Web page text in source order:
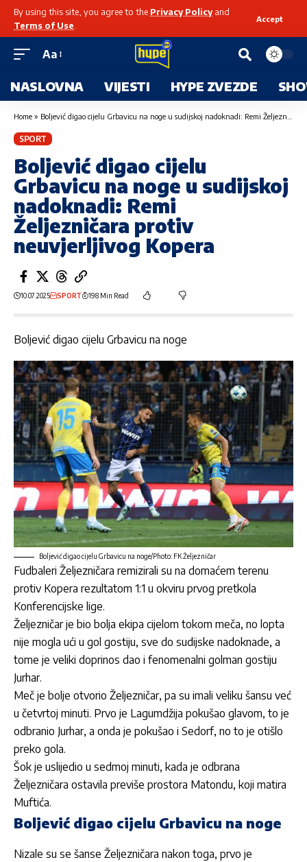
By using this site, you agree to the Privacy Policyand
Terms of Use
Accept
Aa
NASLOVNA VIJESTI HYPE ZVEZDE
Home » Boljević digao cijelu Grbavicu na noge u sudijskoj nadoknadi: Remi Željezničara protiv neuvjerljivog Kopera
SPORT
Boljević digao cijelu
Grbavicu na noge u sudijskoj
nadoknadi: Remi
Željezničara protiv
neuvjerljivog Kopera
10.07.2025 SPORT 198 Min Read
Boljević digao cijelu Grbavicu na noge
Boljević digao cijelu Grbavicu na noge/Photo: FK Željezničar
Fudbaleri Željezničara remizirali su na domaćem terenu
protiv Kopera rezultatom 1:1 u okviru prvog pretkola
Konferencijske lige.
Željezničarje bio bolja ekipa cijelom tokom meča, no lopta
nije mogla ući u gol gostiju, sve do sudijske nadoknade, a
tome je veliki doprinos dao i fenomenalni golman gostiju
Jurhar.
Meč je bolje otvorio Željezničar, pa su imali veliku šansu već
u četvrtoj minuti. Prvo je Lagumdžija pokušao glavom, to je
odbranio Jurhar, a onda je pokušao i Sedorf, no to je otišlo
preko gola.
Šok je uslijedio u sedmoj minuti, kada je odbrana
Željezničara ostavila previše prostora Matondu, koji matira
Muftića.
Boljević digao cijelu Grbavicu na noge
Nizale su se šanse Željezničara nakon toga, prvo je